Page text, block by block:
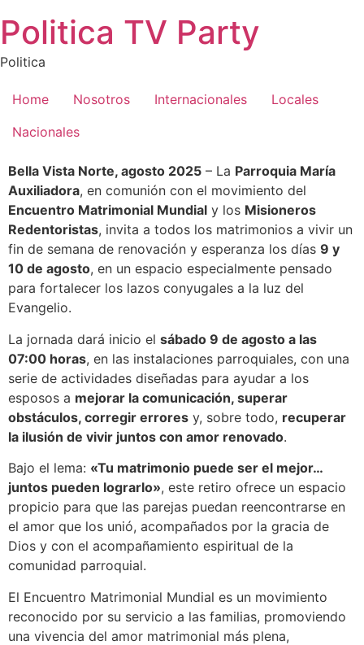
al
contenido
Politica TV Party
Politica
Home Nosotros Internacionales
Locales
Nacionales
Bella Vista Norte, agosto 2025 – La Parroquia María
Auxiliadora, en comunión con el movimiento del
Encuentro Matrimonial Mundial y los Misioneros
Redentoristas, invita a todos los matrimonios a vivir un
fin de semana de renovación y esperanza los días 9 y
10 de agosto, en un espacio especialmente pensado
para fortalecer los lazos conyugales a la luz del
Evangelio.
La jornada dará inicio el sábado 9 de agosto a las
07:00 horas, en las instalaciones parroquiales, con una
serie de actividades diseñadas para ayudar a los
esposos a mejorar la comunicación, superar
obstáculos, corregir errores y, sobre todo, recuperar
la ilusión de vivir juntos con amor renovado.
Bajo el lema: «Tu matrimonio puede ser el mejor…
juntos pueden lograrlo», este retiro ofrece un espacio
propicio para que las parejas puedan reencontrarse en
el amor que los unió, acompañados por la gracia de
Dios y con el acompañamiento espiritual de la
comunidad parroquial.
El Encuentro Matrimonial Mundial es un movimiento
reconocido por su servicio a las familias, promoviendo
una vivencia del amor matrimonial más plena,